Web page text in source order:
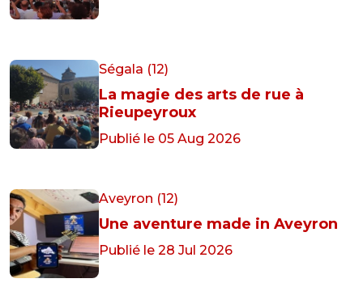
Ségala (12)
La magie des arts de rue à
Rieupeyroux
Publié le 05 Aug 2026
Aveyron (12)
Une aventure made in Aveyron
Publié le 28 Jul 2026